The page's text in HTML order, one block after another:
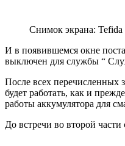
Снимок экрана: Tefida
И в появившемся окне
выключен для службы “
После всех перечисленных
будет работать, как и
работы аккумулятора для
До встречи во второй части